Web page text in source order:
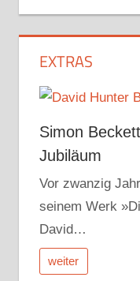
EXTRAS
Simon
Jubiläum
Vor zwanzig
seinem Werk
David…
weiter